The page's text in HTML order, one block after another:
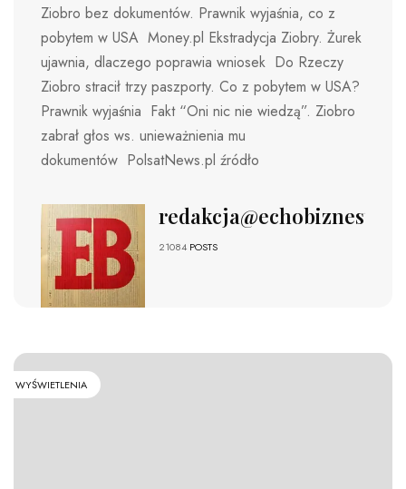
Ziobro bez dokumentów. Prawnik wyjaśnia, co z
pobytem w USA Money.pl Ekstradycja Ziobry. Żurek
ujawnia, dlaczego poprawia wniosek Do Rzeczy
Ziobro stracił trzy paszporty. Co z pobytem w USA?
Prawnik wyjaśnia Fakt “Oni nic nie wiedzą”. Ziobro
zabrał głos ws. unieważnienia mu
dokumentów PolsatNews.pl źródło
redakcja@echobiznesu.pl
21084 POSTS
WYŚWIETLENIA